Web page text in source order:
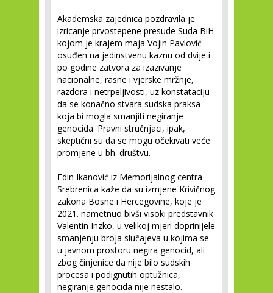
Akademska zajednica pozdravila je
izricanje prvostepene presude Suda BiH
kojom je krajem maja Vojin Pavlović
osuđen na jedinstvenu kaznu od dvije i
po godine zatvora za izazivanje
nacionalne, rasne i vjerske mržnje,
razdora i netrpeljivosti, uz konstataciju
da se konačno stvara sudska praksa
koja bi mogla smanjiti negiranje
genocida. Pravni stručnjaci, ipak,
skeptični su da se mogu očekivati veće
promjene u bh. društvu.
Edin Ikanović iz Memorijalnog centra
Srebrenica kaže da su izmjene Krivičnog
zakona Bosne i Hercegovine, koje je
2021. nametnuo bivši visoki predstavnik
Valentin Inzko, u velikoj mjeri doprinijele
smanjenju broja slučajeva u kojima se
u javnom prostoru negira genocid, ali
zbog činjenice da nije bilo sudskih
procesa i podignutih optužnica,
negiranje genocida nije nestalo.